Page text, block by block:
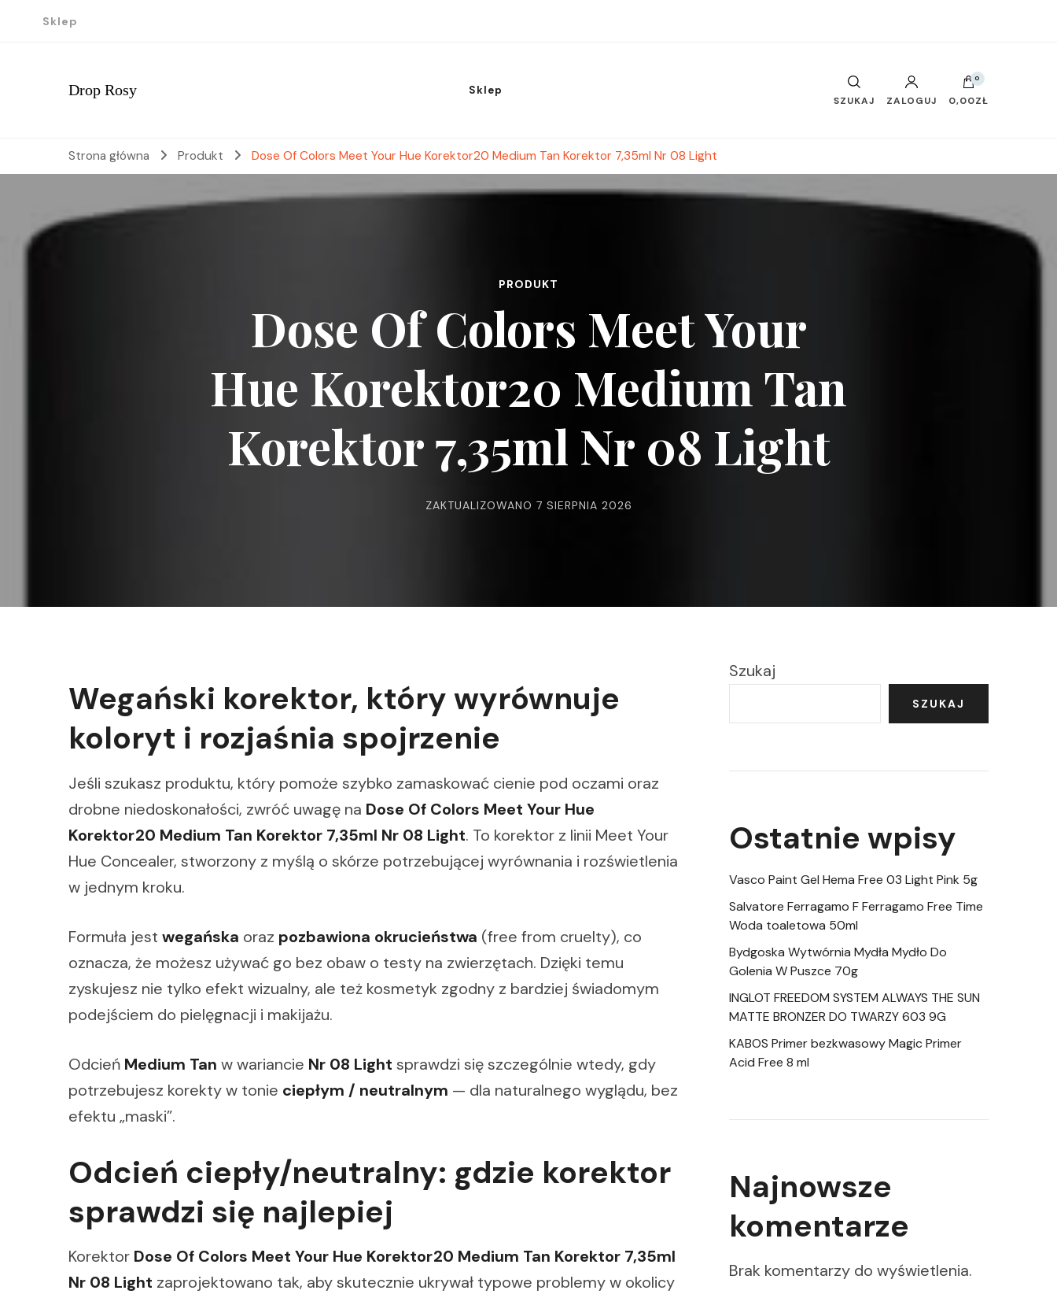
Sklep
Drop Rosy Sklep
SZUKAJ ZALOGUJ
0
0,00ZŁ
Strona główna Produkt Dose Of Colors Meet Your Hue Korektor20 Medium Tan Korektor 7,35ml Nr 08 Light
PRODUKT
Dose Of Colors Meet Your
Hue Korektor20 Medium Tan
Korektor 7,35ml Nr 08 Light
ZAKTUALIZOWANO 7 SIERPNIA 2026
Wegański korektor, który wyrównuje
koloryt i rozjaśnia spojrzenie
Jeśli szukasz produktu, który pomoże szybko zamaskować cienie pod oczami oraz
drobne niedoskonałości, zwróć uwagę na Dose Of Colors Meet Your Hue
Korektor20 Medium Tan Korektor 7,35ml Nr 08 Light. To korektor z linii Meet Your
Hue Concealer, stworzony z myślą o skórze potrzebującej wyrównania i rozświetlenia
w jednym kroku.
Formuła jest wegańska oraz pozbawiona okrucieństwa (free from cruelty), co
oznacza, że możesz używać go bez obaw o testy na zwierzętach. Dzięki temu
zyskujesz nie tylko efekt wizualny, ale też kosmetyk zgodny z bardziej świadomym
podejściem do pielęgnacji i makijażu.
Odcień Medium Tan w wariancie Nr 08 Light sprawdzi się szczególnie wtedy, gdy
potrzebujesz korekty w tonie ciepłym / neutralnym — dla naturalnego wyglądu, bez
efektu „maski”.
Odcień ciepły/neutralny: gdzie korektor
sprawdzi się najlepiej
Korektor Dose Of Colors Meet Your Hue Korektor20 Medium Tan Korektor 7,35ml
Nr 08 Light zaprojektowano tak, aby skutecznie ukrywał typowe problemy w okolicy
Szukaj
SZUKAJ
Ostatnie wpisy
Vasco Paint Gel Hema Free 03 Light Pink 5g
Salvatore Ferragamo F Ferragamo Free Time
Woda toaletowa 50ml
Bydgoska Wytwórnia Mydła Mydło Do
Golenia W Puszce 70g
INGLOT FREEDOM SYSTEM ALWAYS THE SUN
MATTE BRONZER DO TWARZY 603 9G
KABOS Primer bezkwasowy Magic Primer
Acid Free 8 ml
Najnowsze
komentarze
Brak komentarzy do wyświetlenia.